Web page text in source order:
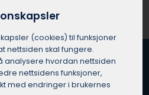
på Voss
(cookies) til funksjoner
nettsiden skal fungere.
analysere hvordan nettsiden
nettsidens funksjoner,
med endringer i brukernes